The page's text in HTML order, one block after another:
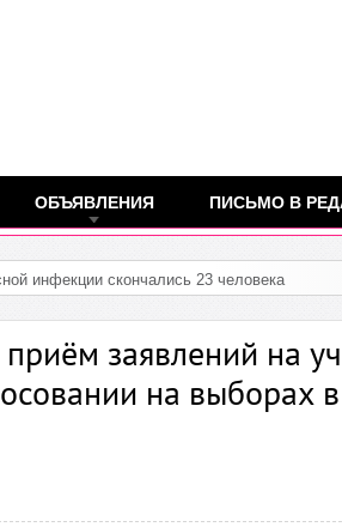
ОБЪЯВЛЕНИЯ ПИСЬМО В
заявлений на
на выборах